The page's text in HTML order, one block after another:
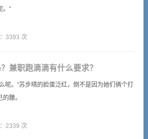
。”
3393 次
兼职跑滴滴有什么要求？
呢。”苏步晴的脸蛋泛红，倒不是因为她们俩个打
腰。
2339 次